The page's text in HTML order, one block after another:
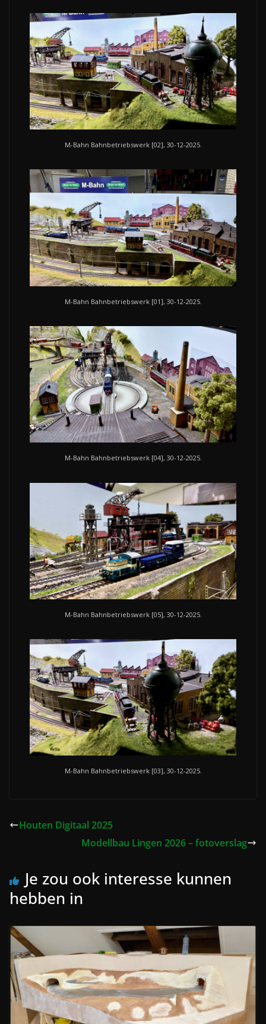
M-Bahn Bahnbetriebswerk [02], 30-12-2025.
M-Bahn Bahnbetriebswerk [01], 30-12-2025.
M-Bahn Bahnbetriebswerk [04], 30-12-2025.
M-Bahn Bahnbetriebswerk [05], 30-12-2025.
M-Bahn Bahnbetriebswerk [03], 30-12-2025.
Houten Digitaal 2025
Modellbau Lingen 2026 – fotoverslag
Je zou ook interesse kunnen
hebben in